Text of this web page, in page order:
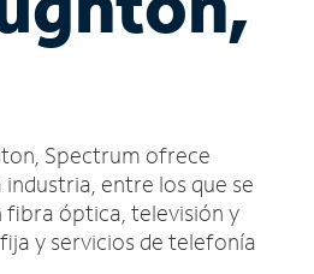
Spectrum ofrece
entre los que se
fibra óptica, televisión y
y servicios de telefonía